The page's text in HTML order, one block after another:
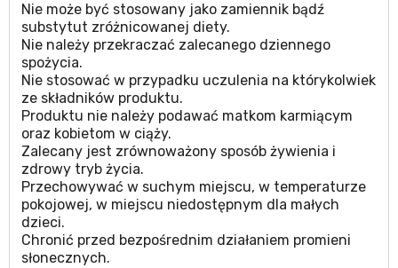
Nie może być stosowany jako zamiennik bądź
substytut zróżnicowanej diety.
Nie należy przekraczać zalecanego dziennego
spożycia.
Nie stosować w przypadku uczulenia na którykolwiek
ze składników produktu.
Produktu nie należy podawać matkom karmiącym
oraz kobietom w ciąży.
Zalecany jest zrównoważony sposób żywienia i
zdrowy tryb życia.
Przechowywać w suchym miejscu, w temperaturze
pokojowej, w miejscu niedostępnym dla małych
dzieci.
Chronić przed bezpośrednim działaniem promieni
słonecznych.